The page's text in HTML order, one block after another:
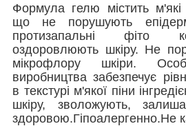
Формула гелю містить
що не порушують
протизапальні фіто
оздоровлюють шкіру. Не
мікрофлору шкіри.
виробництва забезпечує
в текстурі м'якої піни
шкіру, зволожують,
здоровою.Гіпоалергенно.Не